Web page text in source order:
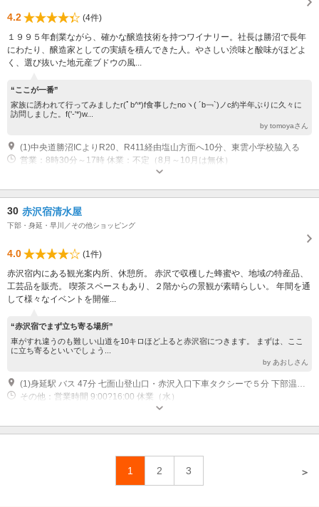
4.2
(4件)
１９９５年創業ながら、確かな醸造技術を持つワイナリー。社長は勝沼で長年
にわたり、醸造家としての実績を積んできた人。やさしい渋味と酸味がほどよ
く、選び抜いた地元産ブドウの風...
“ここが一番”
家族に誘われて行ってみましたr(ﾟb^*)f食事したnoヽ( ´b￢`)ノc約半年ぶりに久々に
訪問しました。f('-'*)w...
by tomoyaさん
(1)中央道勝沼ICよりR20、R411経由塩山方面へ10分、東雲小学校脇入る
営業：8時30分～17時 休業：不定（8月～10月は無休）
30 赤沢宿清水屋
下部・身延・早川／その他ショッピング
4.0
(1件)
赤沢宿内にある観光案内所、休憩所。 赤沢で収穫した蜂蜜や、地域の特産品、
工芸品を販売。 喫茶スペースもあり、２階からの景観が素晴らしい。 年間を通
して様々なイベントを開催...
“赤沢宿でまず立ち寄る場所”
車がすれ違うのも難しい山道を10キロほど上ると赤沢宿につきます。 まずは、ここ
に立ち寄るといいでしょう...
by あおしさん
(1)身延駅 バス 47分 七面山登山口・赤沢入口下車タクシーで５分 下部温泉駅 バス 26分 七面山登山口・赤沢入口下車タクシーで５分 甲府南IC 車 65分 富沢IC 車 50分
その他：営業時間 9:00?16:00 休業（水）
1 2 3 ＞